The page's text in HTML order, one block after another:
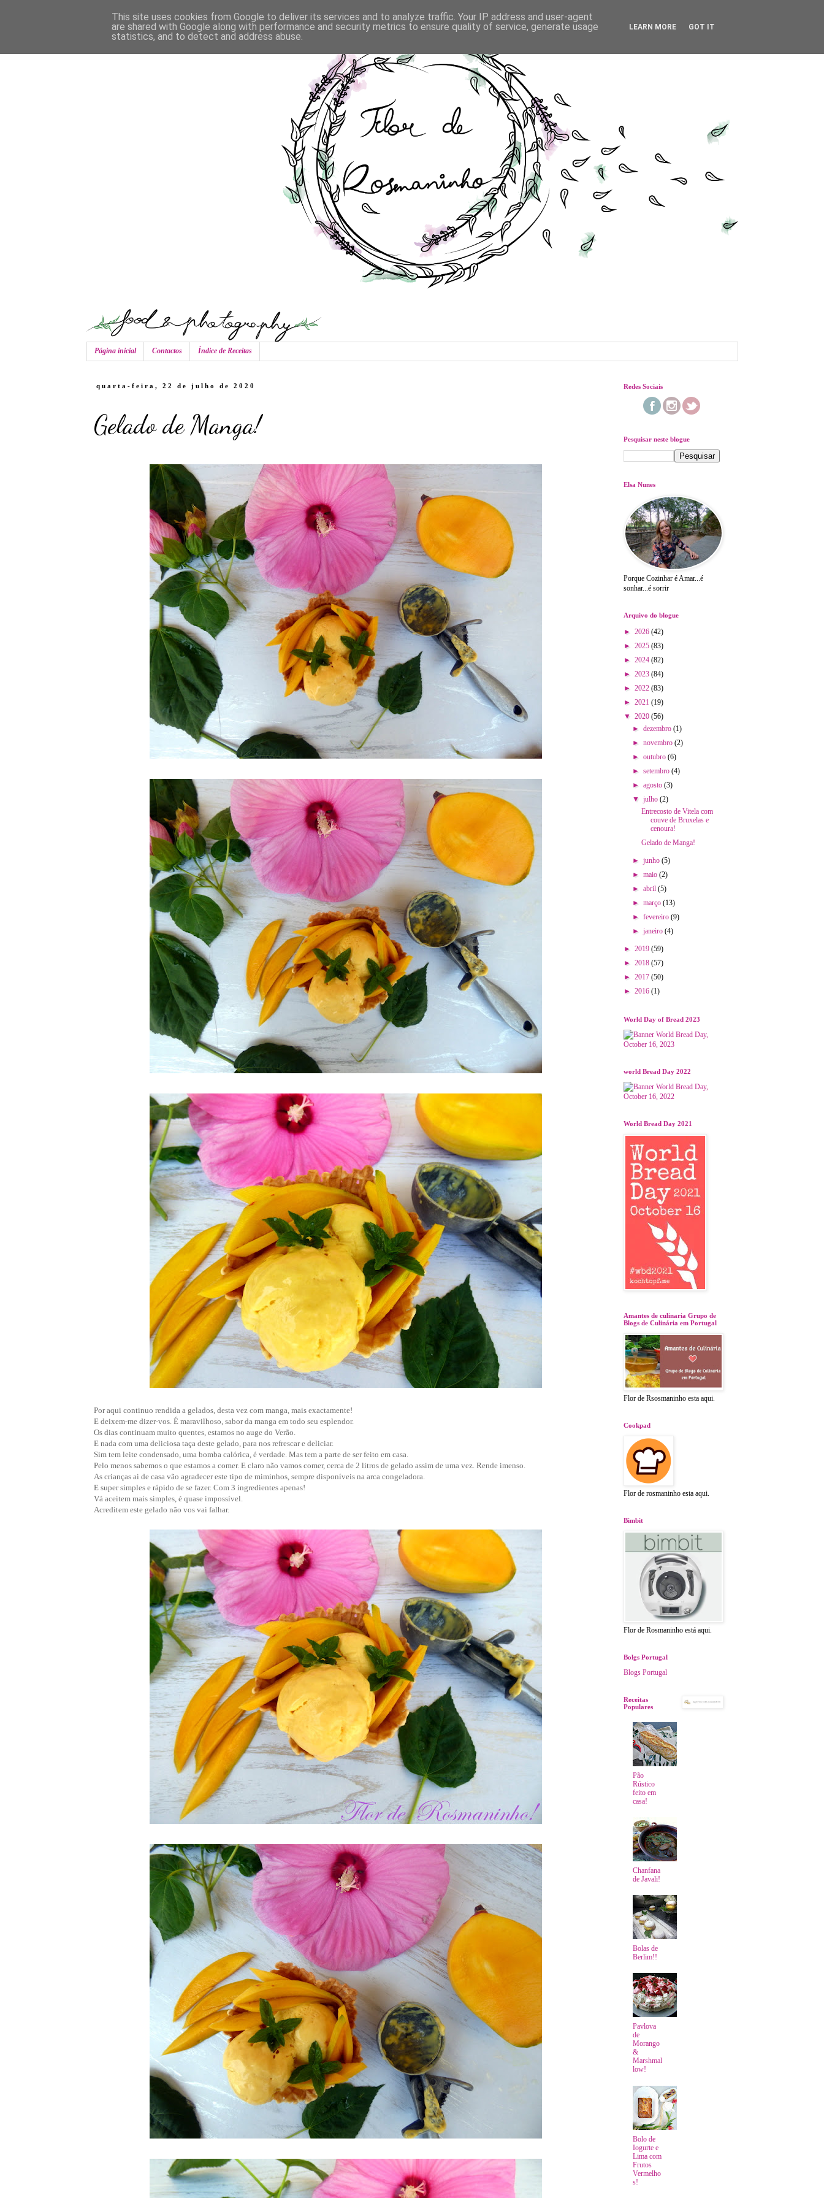
Página inicial Contactos Índice de Receitas
quarta-feira, 22 de julho de 2020
Gelado de Manga!
Por aqui continuo rendida a gelados, desta vez com manga, mais exactamente!
E deixem-me dizer-vos. É maravilhoso, sabor da manga em todo seu esplendor.
Os dias continuam muito quentes, estamos no auge do Verão.
E nada com uma deliciosa taça deste gelado, para nos refrescar e deliciar.
Sim tem leite condensado, uma bomba calórica, é verdade. Mas tem a parte de ser feito em casa.
Pelo menos sabemos o que estamos a comer. E claro não vamos comer, cerca de 2 litros de gelado assim de uma vez. Rende imenso.
As crianças ai de casa vão agradecer este tipo de miminhos, sempre disponíveis na arca congeladora.
E super simples e rápido de se fazer. Com 3 ingredientes apenas!
Vá aceitem mais simples, é quase impossível.
Acreditem este gelado não vos vai falhar.
Redes Sociais
Pesquisar neste blogue
Elsa Nunes
Porque Cozinhar é Amar...é
sonhar...é sorrir
Arquivo do blogue
► 2026 (42)
► 2025 (83)
► 2024 (82)
► 2023 (84)
► 2022 (83)
► 2021 (19)
▼ 2020 (56)
► dezembro (1)
► novembro (2)
► outubro (6)
► setembro (4)
► agosto (3)
▼ julho (2)
Entrecosto de Vitela com
couve de Bruxelas e
cenoura!
Gelado de Manga!
► junho (5)
► maio (2)
► abril (5)
► março (13)
► fevereiro (9)
► janeiro (4)
► 2019 (59)
► 2018 (57)
► 2017 (50)
► 2016 (1)
World Day of Bread 2023
world Bread Day 2022
World Bread Day 2021
Amantes de culinaria Grupo de
Blogs de Culinária em Portugal
Flor de Rsosmaninho esta aqui.
Cookpad
Flor de rosmaninho esta aqui.
Bimbit
Flor de Rosmaninho está aqui.
Bolgs Portugal
Blogs Portugal
Receitas
Populares
Pão
Rústico
feito em
casa!
Chanfana
de Javali!
Bolas de
Berlim!!
Pavlova
de
Morango
&
Marshmal
low!
Bolo de
Iogurte e
Lima com
Frutos
Vermelho
s!
This site uses cookies from Google to deliver its services and to analyze traffic. Your IP address and user-agent
are shared with Google along with performance and security metrics to ensure quality of service, generate usage
statistics, and to detect and address abuse.
LEARN MORE GOT IT